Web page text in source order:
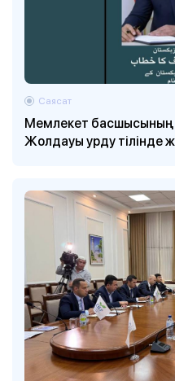
Мемлекет басшысының
Жолдауы урду тілінде
Саясат